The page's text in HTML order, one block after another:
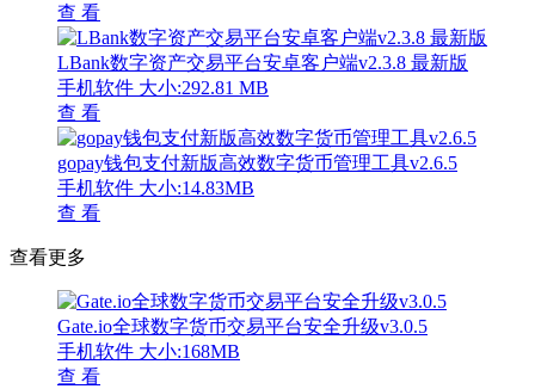
查 看
LBank数字资产交易平台安卓客户端v2.3.8 最新版
手机软件 大小:292.81 MB
查 看
gopay钱包支付新版高效数字货币管理工具v2.6.5
手机软件 大小:14.83MB
查 看
查看更多
Gate.io全球数字货币交易平台安全升级v3.0.5
手机软件 大小:168MB
查 看